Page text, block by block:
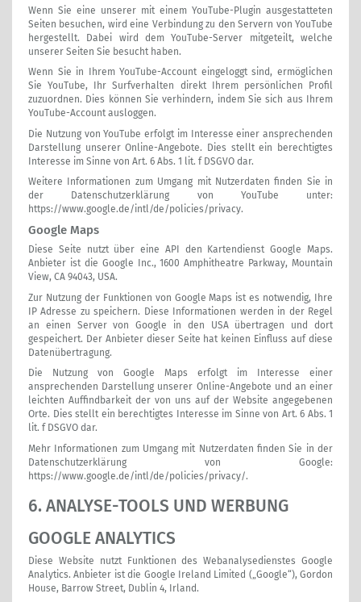
Wenn Sie eine unserer mit einem YouTube-Plugin ausgestatteten
Seiten besuchen, wird eine Verbindung zu den Servern von YouTube
hergestellt. Dabei wird dem YouTube-Server mitgeteilt, welche
unserer Seiten Sie besucht haben.
Wenn Sie in Ihrem YouTube-Account eingeloggt sind, ermöglichen
Sie YouTube, Ihr Surfverhalten direkt Ihrem persönlichen Profil
zuzuordnen. Dies können Sie verhindern, indem Sie sich aus Ihrem
YouTube-Account ausloggen.
Die Nutzung von YouTube erfolgt im Interesse einer ansprechenden
Darstellung unserer Online-Angebote. Dies stellt ein berechtigtes
Interesse im Sinne von Art. 6 Abs. 1 lit. f DSGVO dar.
Weitere Informationen zum Umgang mit Nutzerdaten finden Sie in
der Datenschutzerklärung von YouTube unter:
https://www.google.de/intl/de/policies/privacy.
Google Maps
Diese Seite nutzt über eine API den Kartendienst Google Maps.
Anbieter ist die Google Inc., 1600 Amphitheatre Parkway, Mountain
View, CA 94043, USA.
Zur Nutzung der Funktionen von Google Maps ist es notwendig, Ihre
IP Adresse zu speichern. Diese Informationen werden in der Regel
an einen Server von Google in den USA übertragen und dort
gespeichert. Der Anbieter dieser Seite hat keinen Einfluss auf diese
Datenübertragung.
Die Nutzung von Google Maps erfolgt im Interesse einer
ansprechenden Darstellung unserer Online-Angebote und an einer
leichten Auffindbarkeit der von uns auf der Website angegebenen
Orte. Dies stellt ein berechtigtes Interesse im Sinne von Art. 6 Abs. 1
lit. f DSGVO dar.
Mehr Informationen zum Umgang mit Nutzerdaten finden Sie in der
Datenschutzerklärung von Google:
https://www.google.de/intl/de/policies/privacy/.
6. ANALYSE-TOOLS UND WERBUNG
GOOGLE ANALYTICS
Diese Website nutzt Funktionen des Webanalysedienstes Google
Analytics. Anbieter ist die Google Ireland Limited („Google“), Gordon
House, Barrow Street, Dublin 4, Irland.